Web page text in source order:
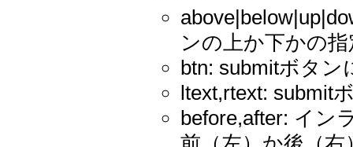
ンの上か下かの指
btn: submitボタン
ltext,rtext: submit
before,after: イン